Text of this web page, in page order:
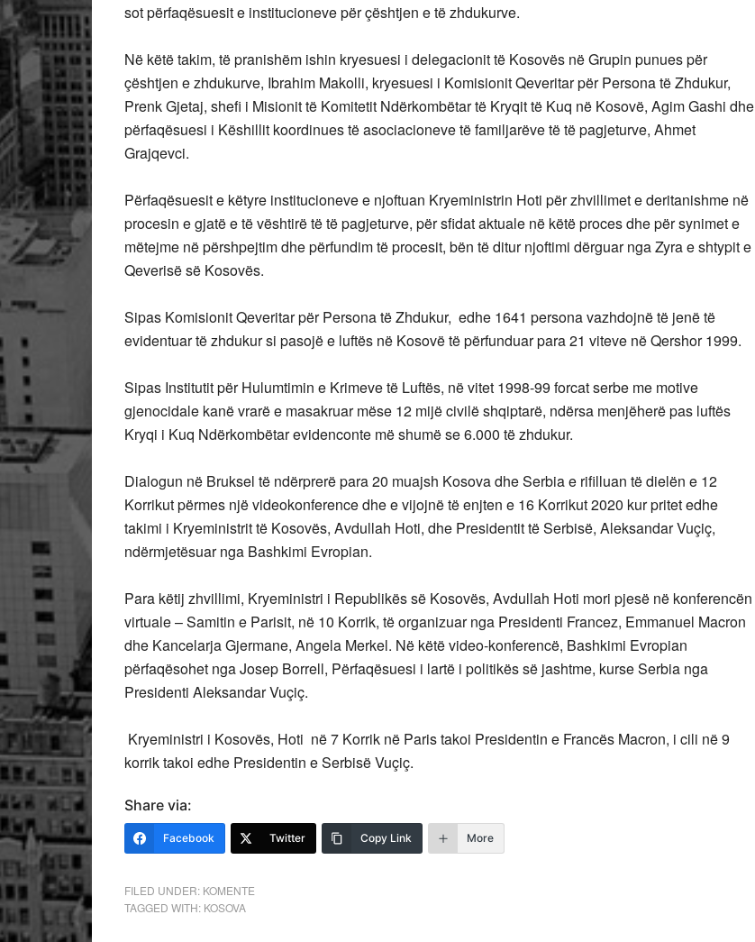
sot përfaqësuesit e institucioneve për çështjen e të zhdukurve.
Në këtë takim, të pranishëm ishin kryesuesi i delegacionit të Kosovës në Grupin punues për
çështjen e zhdukurve, Ibrahim Makolli, kryesuesi i Komisionit Qeveritar për Persona të Zhdukur,
Prenk Gjetaj, shefi i Misionit të Komitetit Ndërkombëtar të Kryqit të Kuq në Kosovë, Agim Gashi dhe
përfaqësuesi i Këshillit koordinues të asociacioneve të familjarëve të të pagjeturve, Ahmet
Grajqevci.
Përfaqësuesit e këtyre institucioneve e njoftuan Kryeministrin Hoti për zhvillimet e deritanishme në
procesin e gjatë e të vështirë të të pagjeturve, për sfidat aktuale në këtë proces dhe për synimet e
mëtejme në përshpejtim dhe përfundim të procesit, bën të ditur njoftimi dërguar nga Zyra e shtypit e
Qeverisë së Kosovës.
Sipas Komisionit Qeveritar për Persona të Zhdukur, edhe 1641 persona vazhdojnë të jenë të
evidentuar të zhdukur si pasojë e luftës në Kosovë të përfunduar para 21 viteve në Qershor 1999.
Sipas Institutit për Hulumtimin e Krimeve të Luftës, në vitet 1998-99 forcat serbe me motive
gjenocidale kanë vrarë e masakruar mëse 12 mijë civilë shqiptarë, ndërsa menjëherë pas luftës
Kryqi i Kuq Ndërkombëtar evidenconte më shumë se 6.000 të zhdukur.
Dialogun në Bruksel të ndërprerë para 20 muajsh Kosova dhe Serbia e rifilluan të dielën e 12
Korrikut përmes një videokonference dhe e vijojnë të enjten e 16 Korrikut 2020 kur pritet edhe
takimi i Kryeministrit të Kosovës, Avdullah Hoti, dhe Presidentit të Serbisë, Aleksandar Vuçiç,
ndërmjetësuar nga Bashkimi Evropian.
Para këtij zhvillimi, Kryeministri i Republikës së Kosovës, Avdullah Hoti mori pjesë në konferencën
virtuale – Samitin e Parisit, në 10 Korrik, të organizuar nga Presidenti Francez, Emmanuel Macron
dhe Kancelarja Gjermane, Angela Merkel. Në këtë video-konferencë, Bashkimi Evropian
përfaqësohet nga Josep Borrell, Përfaqësuesi i lartë i politikës së jashtme, kurse Serbia nga
Presidenti Aleksandar Vuçiç.
Kryeministri i Kosovës, Hoti në 7 Korrik në Paris takoi Presidentin e Francës Macron, i cili në 9
korrik takoi edhe Presidentin e Serbisë Vuçiç.
Share via:
Facebook Twitter Copy Link More
FILED UNDER: KOMENTE
TAGGED WITH: KOSOVA